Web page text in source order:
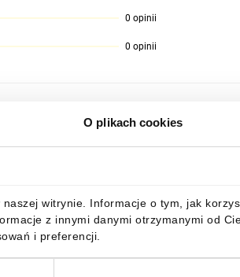
O plikach cookies
witrynie. Informacje o tym, jak
z innymi danymi otrzymanymi od
i preferencji.
0 opinii
0 opinii